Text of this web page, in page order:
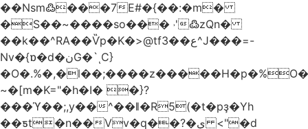
��Nsm߷���7E#�{��:�m�
�S��~����so��� ˒'߷zQn�
��k��^RA��Ѷp�K�>@tf3��ع^J���=-
Nv�{ɒ�d�نG�`ͺC}
~�[m�K="�h�I� �}?
���ϓ��;,y��^��ǁ�R5(�t�pҙ�Υh
��ƽt�n��Vv�q��?�ې <"�d